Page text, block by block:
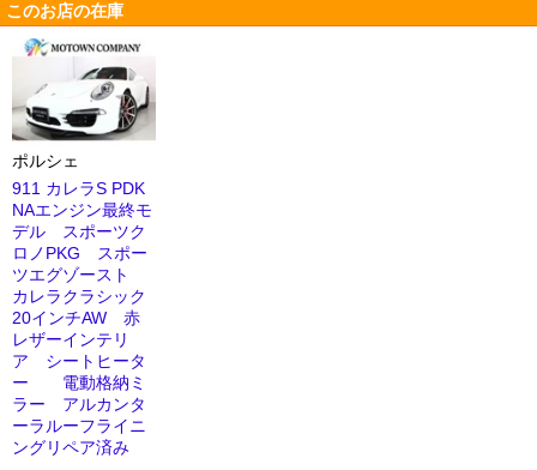
このお店の在庫
ポルシェ
911 カレラS PDK
NAエンジン最終モ
デル スポーツク
ロノPKG スポー
ツエグゾースト
カレラクラシック
20インチAW 赤
レザーインテリ
ア シートヒータ
ー 電動格納ミ
ラー アルカンタ
ーラルーフライニ
ングリペア済み